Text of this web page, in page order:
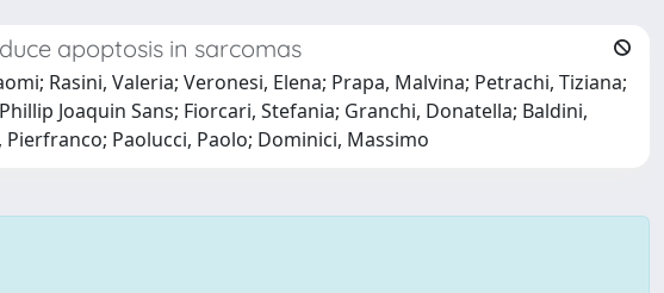
apoptosis in sarcomas
Rasini, Valeria; Veronesi, Elena; Prapa, Malvina; Petrachi, Tiziana;
Joaquin Sans; Fiorcari, Stefania; Granchi, Donatella; Baldini,
Paolucci, Paolo; Dominici, Massimo